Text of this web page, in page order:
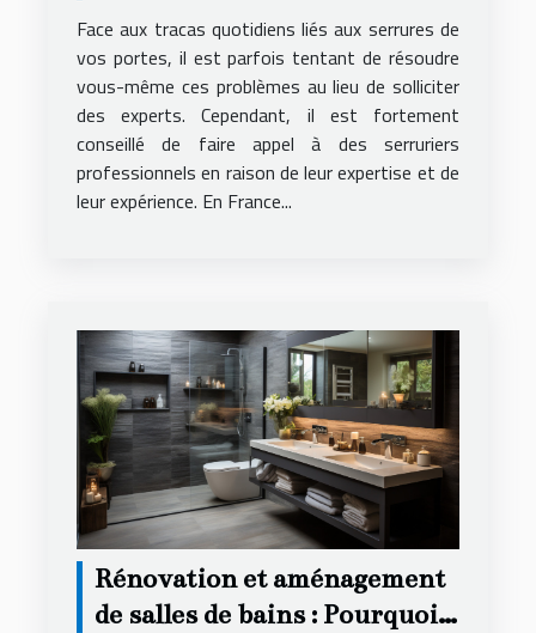
compétent ?
Face aux tracas quotidiens liés aux serrures de
vos portes, il est parfois tentant de résoudre
vous-même ces problèmes au lieu de solliciter
des experts. Cependant, il est fortement
conseillé de faire appel à des serruriers
professionnels en raison de leur expertise et de
leur expérience. En France...
Rénovation et aménagement
de salles de bains : Pourquoi